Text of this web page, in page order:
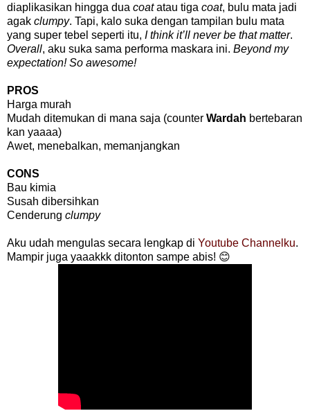
diaplikasikan hingga dua coatatau tiga coat, bulu mata jadi
agak clumpy. Tapi, kalo suka dengan tampilan bulu mata
yang super tebel seperti itu, I think it’ll never be that matter.
Overall, aku suka sama performa maskara ini. Beyond my
expectation! So awesome!
PROS
Harga murah
Mudah ditemukan di mana saja (counter Wardah bertebaran
kan yaaaa)
Awet, menebalkan, memanjangkan
CONS
Bau kimia
Susah dibersihkan
Cenderung clumpy
Aku udah mengulas secara lengkap di Youtube Channelku.
Mampir juga yaaakkk ditonton sampe abis! 😊